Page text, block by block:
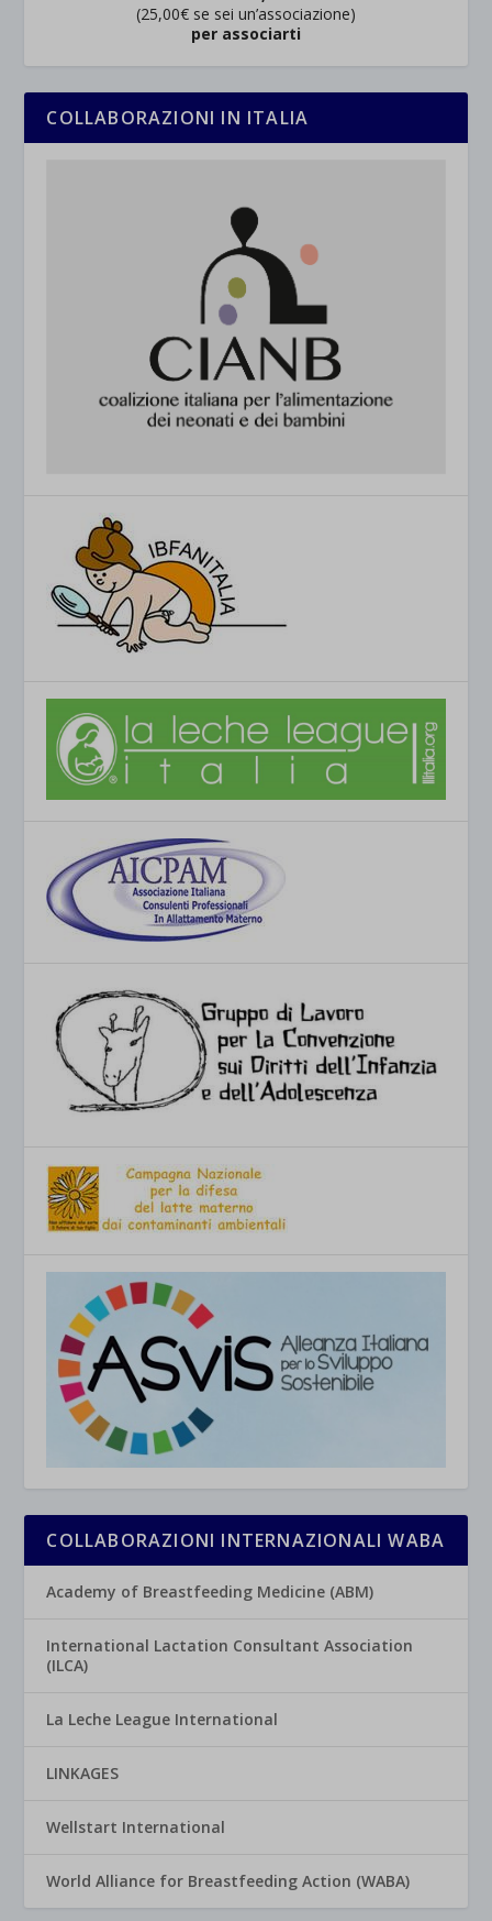
(25,00€ se sei un’associazione)
per associarti
COLLABORAZIONI IN ITALIA
COLLABORAZIONI INTERNAZIONALI WABA
Academy of Breastfeeding Medicine (ABM)
International Lactation Consultant Association
(ILCA)
La Leche League International
LINKAGES
Wellstart International
World Alliance for Breastfeeding Action (WABA)